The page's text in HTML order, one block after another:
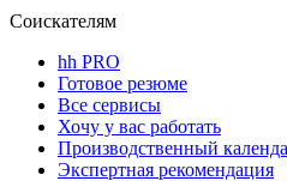
Соискателям
hh PRO
Готовое резюме
Все сервисы
Хочу у вас работать
Производственный
Экспертная рекомендация